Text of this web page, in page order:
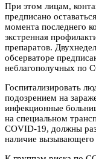
При этом лицам,
предписано
момента последнего
экстренная
препаратов.
обсерваторе
неблагополучных по
Госпитализировать
подозрением на
инфекционные
на специальном
COVID-19, должны
наличие вызывающего